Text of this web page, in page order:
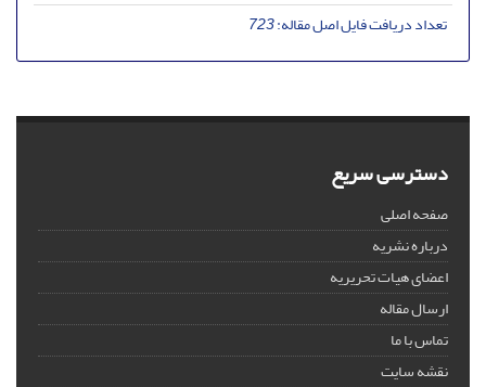
تعداد دریافت فایل اصل مقاله:723
دسترسی سریع
صفحه اصلی
درباره نشریه
اعضای هیات تحریریه
ارسال مقاله
تماس با ما
نقشه سایت